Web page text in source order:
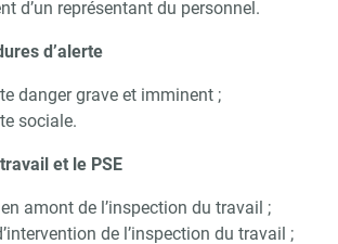
d’un représentant du personnel.
d’alerte
danger grave et imminent ;
sociale.
et le PSE
amont de l’inspection du travail ;
de l’inspection du travail ;